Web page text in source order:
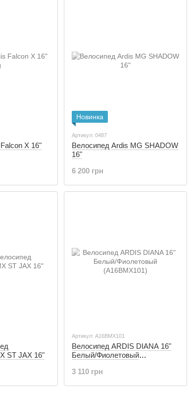
X 16"
Новинка
Артикул: 0487
Велосипед Ardis MG SHADOW
16"
6 200 грн
ST JAX 16"
Артикул: А16ВМХ101
Велосипед ARDIS DIANA 16"
Белый/Фиолетовый
3 110 грн